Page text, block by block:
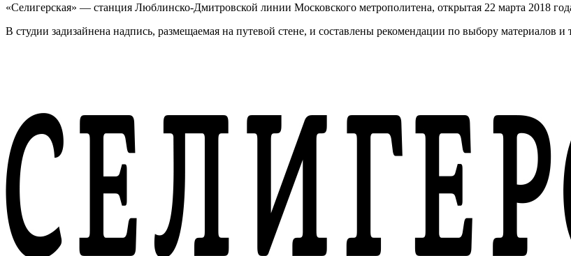
«Селигерская» — станция Люблинско-Дмитровской линии Московского метрополитена, открытая 22 марта 2018
В студии задизайнена надпись, размещаемая на путевой стене, и составлены рекомендации по выбору материалов и